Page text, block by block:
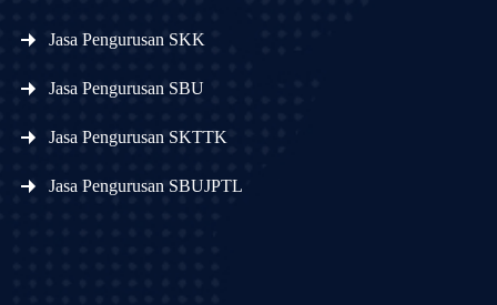
Jasa Pengurusan SKK
Jasa Pengurusan SBU
Jasa Pengurusan SKTTK
Jasa Pengurusan SBUJPTL